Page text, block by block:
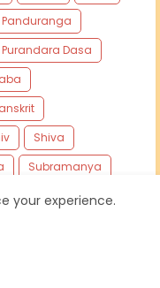
Panduranga
Purandara Dasa
Shiva
Subramanya
Tulsi Mata
your experience.